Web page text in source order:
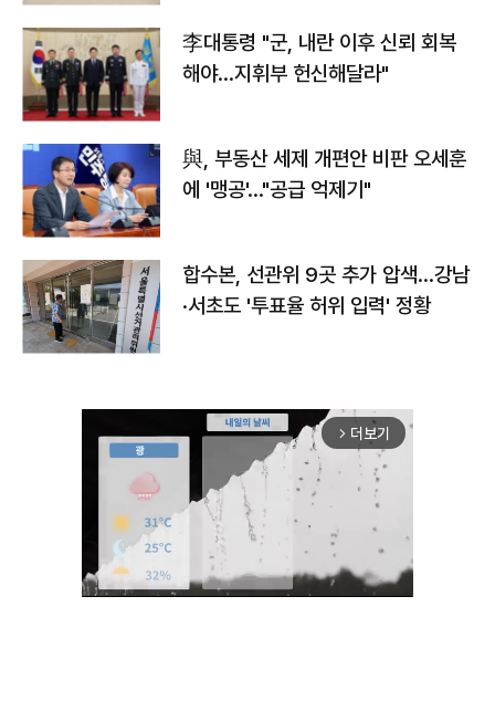
李대통령 "군, 내란 이후 신뢰 회복
해야…지휘부 헌신해달라"
與, 부동산 세제 개편안 비판 오세훈
에 '맹공'…"공급 억제기"
합수본, 선관위 9곳 추가 압색…강남
·서초도 '투표율 허위 입력' 정황
arrow_forward_ios 더보기